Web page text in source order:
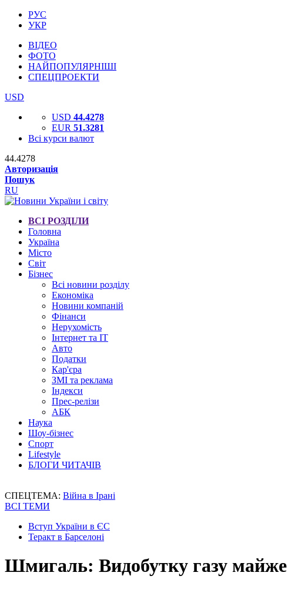
РУС
УКР
ВІДЕО
ФОТО
НАЙПОПУЛЯРНІШІ
СПЕЦПРОЕКТИ
USD
USD 44.4278
EUR 51.3281
Всі курси валют
44.4278
Авторизація
Пошук
RU
ВСІ РОЗДІЛИ
Головна
Україна
Місто
Світ
Бізнес
Всі новини розділу
Економіка
Новини компаній
Фінанси
Нерухомість
Інтернет та IT
Авто
Податки
Кар'єра
ЗМІ та реклама
Індекси
Прес-релізи
АБК
Наука
Шоу-бізнес
Спорт
Lifestyle
БЛОГИ ЧИТАЧІВ
СПЕЦТЕМА: Війна в Ірані
ВСІ ТЕМИ
Вступ України в ЄС
Теракт в Барселоні
Шмигаль: Видобутку газу майже